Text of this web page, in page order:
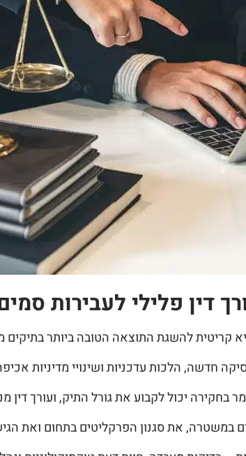
דין פלילי לעבירות
קריטית להשגת התוצאה הטובה ביותר בתיקים
הלכות עדכניות ושינויי מדיניות
יכול לקבוע את גורל התיק, ועורך דין
במשטרה, את סגנון הפרקליטים בתחום ואת